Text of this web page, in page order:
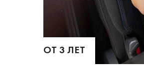
ОТ 3 ЛЕТ